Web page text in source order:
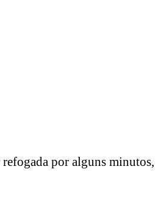
por alguns minutos,